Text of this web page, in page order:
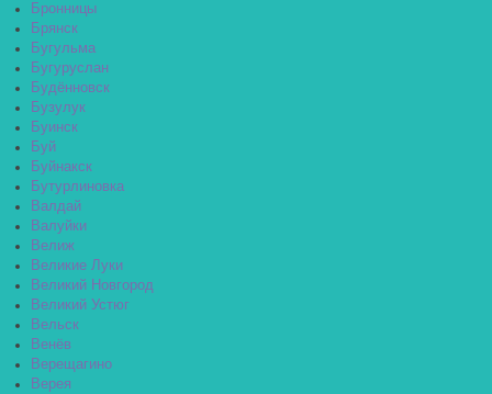
Бронницы
Брянск
Бугульма
Бугуруслан
Будённовск
Бузулук
Буинск
Буй
Буйнакск
Бутурлиновка
Валдай
Валуйки
Велиж
Великие Луки
Великий Новгород
Великий Устюг
Вельск
Венёв
Верещагино
Верея